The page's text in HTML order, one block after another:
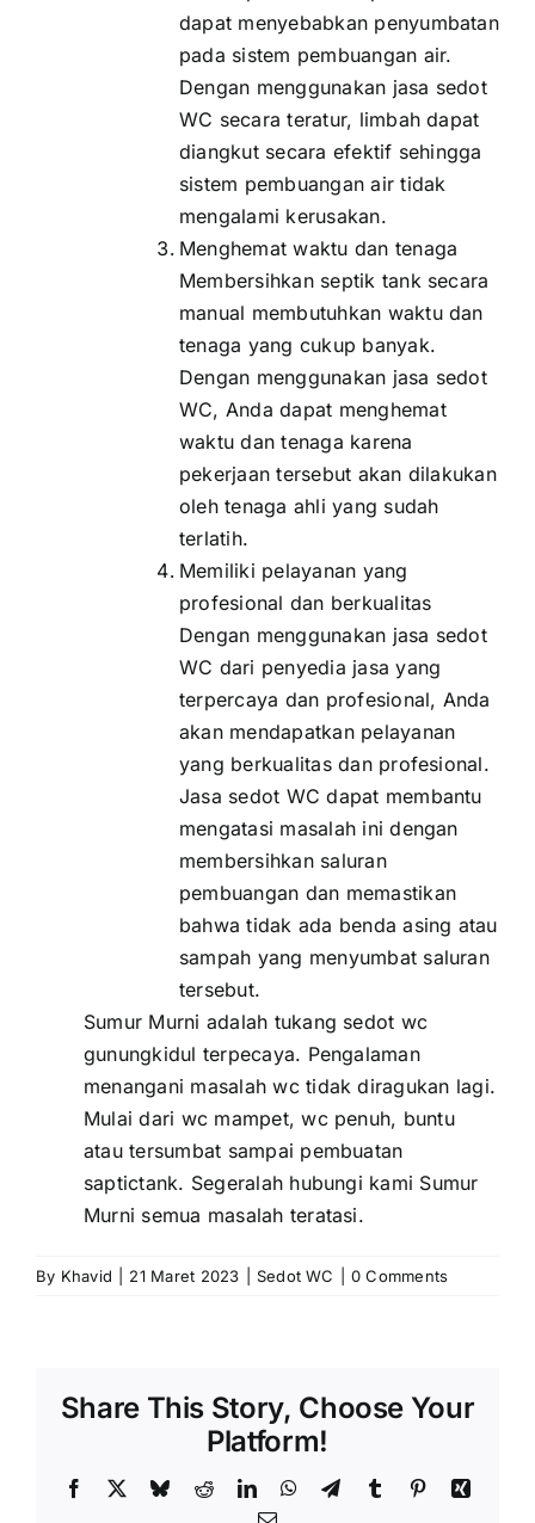
dapat menyebabkan penyumbatan
pada sistem pembuangan air.
Dengan menggunakan jasa sedot
WC secara teratur, limbah dapat
diangkut secara efektif sehingga
sistem pembuangan air tidak
mengalami kerusakan.
Menghemat waktu dan tenaga
Membersihkan septik tank secara
manual membutuhkan waktu dan
tenaga yang cukup banyak.
Dengan menggunakan jasa sedot
WC, Anda dapat menghemat
waktu dan tenaga karena
pekerjaan tersebut akan dilakukan
oleh tenaga ahli yang sudah
terlatih.
Memiliki pelayanan yang
profesional dan berkualitas
Dengan menggunakan jasa sedot
WC dari penyedia jasa yang
terpercaya dan profesional, Anda
akan mendapatkan pelayanan
yang berkualitas dan profesional.
Jasa sedot WC dapat membantu
mengatasi masalah ini dengan
membersihkan saluran
pembuangan dan memastikan
bahwa tidak ada benda asing atau
sampah yang menyumbat saluran
tersebut.
Sumur Murni adalah tukang sedot wc
gunungkidul terpecaya. Pengalaman
menangani masalah wc tidak diragukan lagi.
Mulai dari wc mampet, wc penuh, buntu
atau tersumbat sampai pembuatan
saptictank. Segeralah hubungi kami Sumur
Murni semua masalah teratasi.
By Khavid 21 Maret 2023 Sedot WC 0 Comments
Share This Story, Choose Your
Platform!
Facebook BlueskyRedditLinkedInWhatsApp
TelegramTumblr PinterestXing
Email